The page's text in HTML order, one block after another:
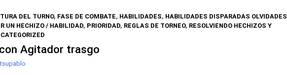
DEL TURNO, FASE DE COMBATE, HABILIDADES, HABILIDADES DISPARADAS OLVIDADES
UN HECHIZO / HABILIDAD, PRIORIDAD, REGLAS DE TORNEO, RESOLVIENDO HECHIZOS Y
Agitador trasgo